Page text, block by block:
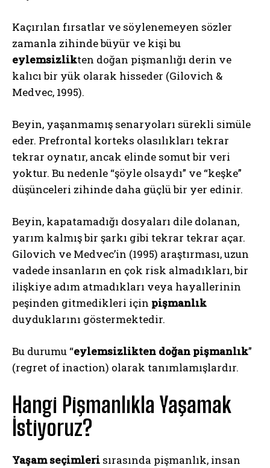
Kaçırılan fırsatlar ve söylenemeyen sözler
zamanla zihinde büyür ve kişi bu
eylemsizlikten doğan pişmanlığı derin ve
kalıcı bir yük olarak hisseder (Gilovich &
Medvec, 1995).
Beyin, yaşanmamış senaryoları sürekli simüle
eder. Prefrontal korteks olasılıkları tekrar
tekrar oynatır, ancak elinde somut bir veri
yoktur. Bu nedenle “şöyle olsaydı” ve “keşke”
düşünceleri zihinde daha güçlü bir yer edinir.
Beyin, kapatamadığı dosyaları dile dolanan,
yarım kalmış bir şarkı gibi tekrar tekrar açar.
Gilovich ve Medvec’in (1995) araştırması, uzun
vadede insanların en çok risk almadıkları, bir
ilişkiye adım atmadıkları veya hayallerinin
peşinden gitmedikleri için pişmanlık
duyduklarını göstermektedir.
Bu durumu “eylemsizlikten doğan pişmanlık”
(regret of inaction) olarak tanımlamışlardır.
Hangi Pişmanlıkla Yaşamak
İstiyoruz?
Yaşam seçimleri sırasında pişmanlık, insan